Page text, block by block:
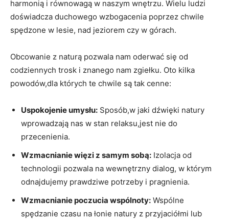
harmonią i równowagą w naszym wnętrzu. Wielu ludzi
doświadcza duchowego wzbogacenia poprzez chwile
spędzone w lesie, nad jeziorem czy w górach.
Obcowanie z naturą pozwala nam oderwać się od
codziennych trosk i znanego nam zgiełku. Oto kilka
powodów,dla których te chwile są tak cenne:
Uspokojenie umysłu: Sposób,w jaki dźwięki natury
wprowadzają nas w stan relaksu,jest nie do
przecenienia.
Wzmacnianie więzi z samym sobą: Izolacja od
technologii pozwala na wewnętrzny dialog, w którym
odnajdujemy prawdziwe potrzeby i pragnienia.
Wzmacnianie poczucia wspólnoty: Wspólne
spędzanie czasu na łonie natury z przyjaciółmi lub